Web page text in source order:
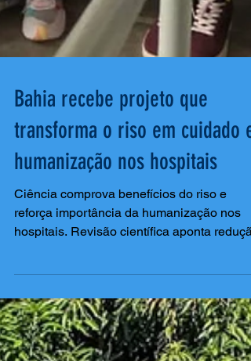
Bahia recebe projeto que
transforma o riso em cuidado e
humanização nos hospitais
Ciência comprova benefícios do riso e
reforça importância da humanização nos
de quase 32% no hormônio do estresse,
resultado que fortalece iniciativas como o
Projeto Rumo ao Riso, que leva
e risoterapia a hospitais brasileiros. Muito
mais do que uma demonstração de alegria,